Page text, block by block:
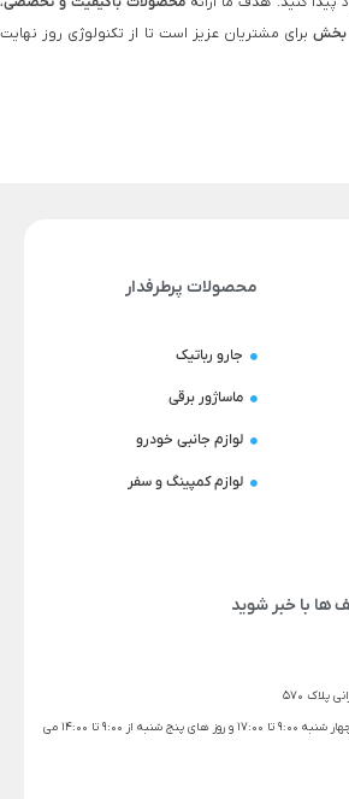
بخشبرای مشتریان عزیز است تا از تکنولوژی روز نهایت
محصولات پرطرفدار
جارو رباتیک
ماساژور برقی
لوازم جانبی خودرو
لوازم کمپینگ و سفر
ها با خبر شوید
پلاک 570
ساعت کاری شنبه تا چهار شنبه 9:00 تا 17:00 و روز های پنج شنبه از 9:00 تا 14:00 می